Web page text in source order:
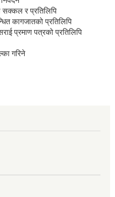
सक्कल र प्रतिलिपि
कागजातको प्रतिलिपि
प्रमाण पत्रको प्रतिलिपि
गरिने